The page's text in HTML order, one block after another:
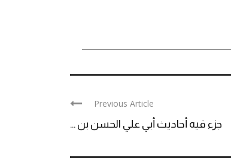
Previous Article
جزء فيه أحاديث أبي علي الحسن بن ...